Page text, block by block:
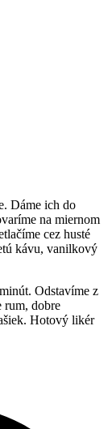
Dáme ich do
na miernom
cez husté
kávu, vanilkový
Odstavíme z
rum, dobre
Hotový likér